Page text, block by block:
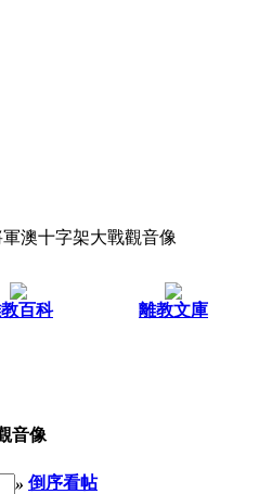
軍澳十字架大戰觀音像
百科 離教文庫
音像
» 倒序看帖